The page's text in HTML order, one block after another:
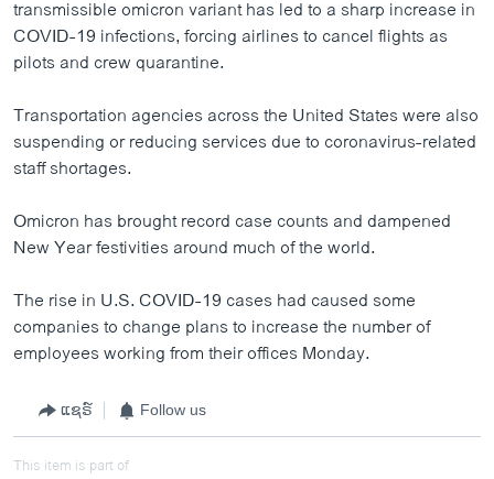
transmissible omicron variant has led to a sharp increase in
COVID-19 infections, forcing airlines to cancel flights as
pilots and crew quarantine.
Transportation agencies across the United States were also
suspending or reducing services due to coronavirus-related
staff shortages.
Omicron has brought record case counts and dampened
New Year festivities around much of the world.
The rise in U.S. COVID-19 cases had caused some
companies to change plans to increase the number of
employees working from their offices Monday.
ແຊຣ໌ Follow us
This item is part of